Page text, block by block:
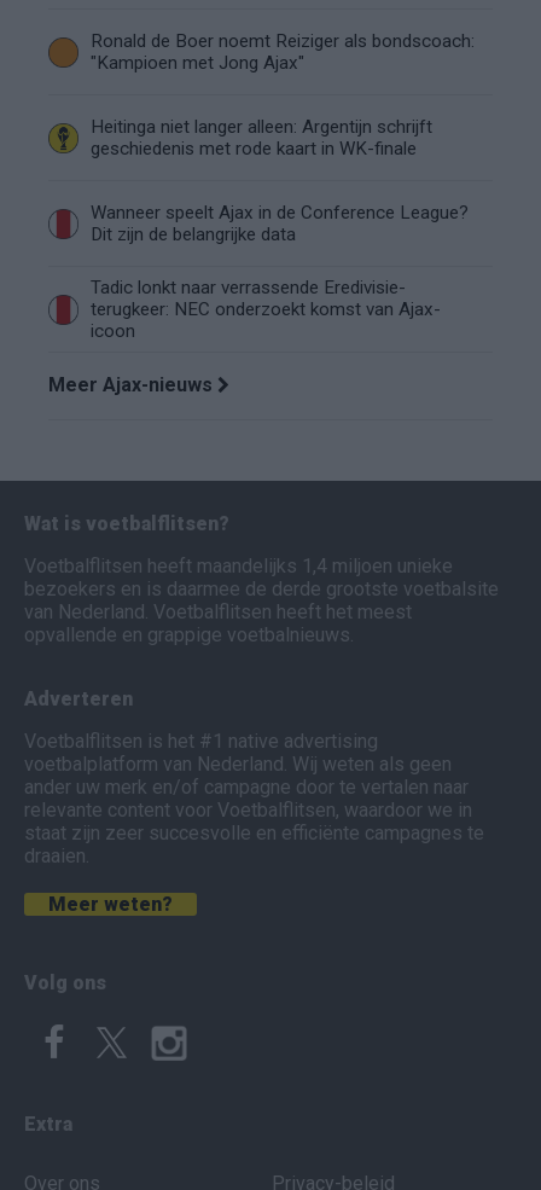
Ronald de Boer noemt Reiziger als bondscoach:
"Kampioen met Jong Ajax"
Heitinga niet langer alleen: Argentijn schrijft
geschiedenis met rode kaart in WK-finale
Wanneer speelt Ajax in de Conference League?
Dit zijn de belangrijke data
Tadic lonkt naar verrassende Eredivisie-
terugkeer: NEC onderzoekt komst van Ajax-
icoon
Meer Ajax-nieuws
Wat is voetbalflitsen?
Voetbalflitsen heeft maandelijks 1,4 miljoen unieke
bezoekers en is daarmee de derde grootste voetbalsite
van Nederland. Voetbalflitsen heeft het meest
opvallende en grappige voetbalnieuws.
Adverteren
Voetbalflitsen is het #1 native advertising
voetbalplatform van Nederland. Wij weten als geen
ander uw merk en/of campagne door te vertalen naar
relevante content voor Voetbalflitsen, waardoor we in
staat zijn zeer succesvolle en efficiënte campagnes te
draaien.
Meer weten?
Volg ons
Extra
Over ons Privacy-beleid